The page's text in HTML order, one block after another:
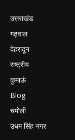
उत्तराखंड
गढ़वाल
देहरादून
राष्ट्रीय
कुमाऊं
Blog
चमोली
उधम सिंह नगर